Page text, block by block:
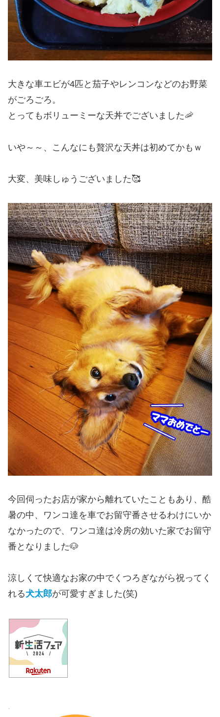
大きな車エビが4匹と茄子やレンコンなどのお野菜
がごろごろ。
とってもボリューミーな天丼でございました🦐
いや～～、こんなにも贅沢な天丼は初めてかもｗ
大変、美味しゅうございました🥰
今回伺ったお店が家から離れていたこともあり、酷
暑の中、ワンコ達を車でお留守番させるわけにいか
なかったので、ワンコ達は冷房の効いた家でお留守
番となりました🐶
涼しくて快適なお家の中でくつろぎながら祝ってく
れる犬太郎が可愛すぎました(笑)